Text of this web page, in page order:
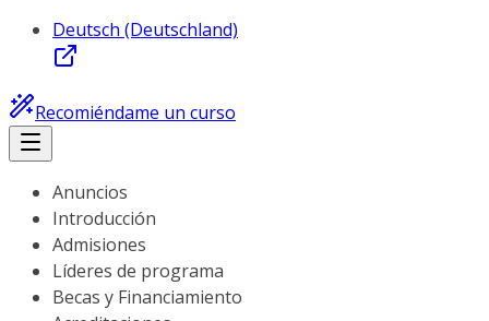
Deutsch (Deutschland)
Recomiéndame un curso
Anuncios
Introducción
Admisiones
Líderes de programa
Becas y Financiamiento